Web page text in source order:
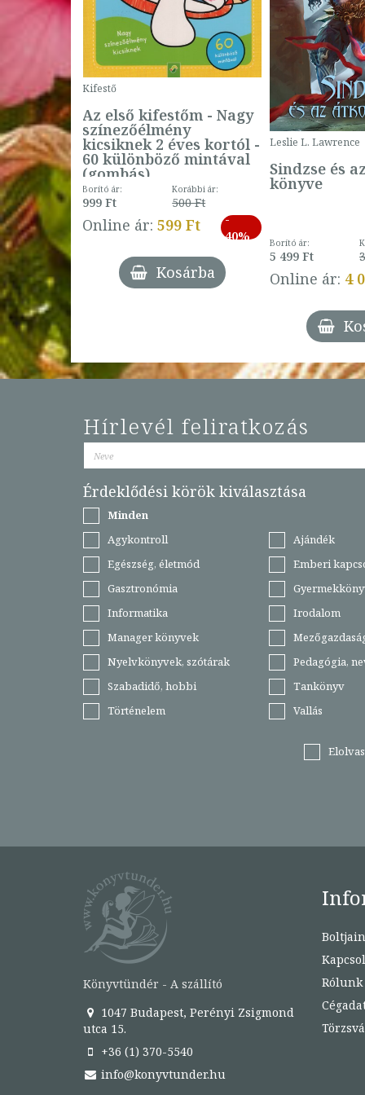
-
ár:
Ft
Ft
27%
Kifestő
Az első kifestőm - Nagy
színezőélmény
kicsiknek 2 éves kortól -
60 különböző mintával
(gombás)
Borító ár:
999 Ft
Korábbi ár:
500 Ft
Online ár: 599 Ft
-
40%
Kosárba
Leslie L. Lawrence
Sindzse és
könyve
Borító ár:
5 499 Ft
Online ár: 4
Hírlevél feliratkozás
Érdeklődési körök kiválasztása
Minden
Agykontroll
Ajándék
Egészség, életmód
Emberi
Gasztronómia
Informatika
Irodalom
Manager könyvek
Nyelvkönyvek, szótárak
Pedagógia,
Szabadidő, hobbi
Tankönyv
Történelem
Vallás
Könyvtündér - A szállító
1047 Budapest, Perényi Zsigmond
utca 15.
+36 (1) 370-5540
info@konyvtunder.hu
Rólunk